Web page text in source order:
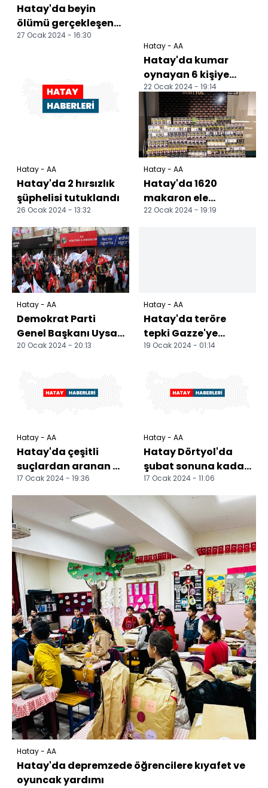
Hatay'da beyin
ölümü gerçekleşen
kişinin organları 3
27 Ocak 2024 - 16:30
Hatay - AA
Hatay'da 2 hırsızlık
şüphelisi tutuklandı
26 Ocak 2024 - 13:32
Hatay - AA
Hatay'da kumar
oynayan 6 kişiye
para cezası verildi
22 Ocak 2024 - 19:14
Hatay - AA
Hatay'da 1620
makaron ele
geçirildi
22 Ocak 2024 - 19:19
Hatay - AA
Demokrat Parti
Genel Başkanı Uysal,
Hatay'da konuştu:
20 Ocak 2024 - 20:13
Hatay - AA
Hatay'da teröre
tepki Gazze'ye
destek yürüyüşü
19 Ocak 2024 - 01:14
Hatay - AA
Hatay'da çeşitli
suçlardan aranan 4
hükümlü yakalandı
17 Ocak 2024 - 19:36
Hatay - AA
Hatay Dörtyol'da
şubat sonuna kadar
352 konut teslim
edilecek
17 Ocak 2024 - 11:06
Hatay - AA
Hatay'da depremzede öğrencilere kıyafet ve
oyuncak yardımı